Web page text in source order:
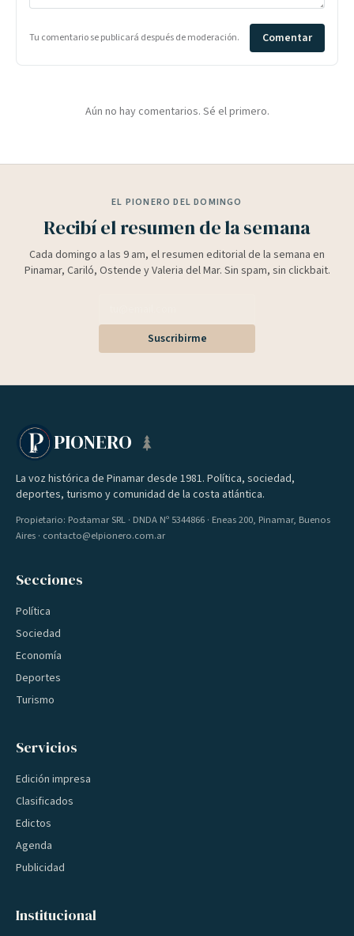
Tu comentario se publicará después de moderación. Comentar
Aún no hay comentarios. Sé el primero.
EL PIONERO DEL DOMINGO
Recibí el resumen de la semana
Cada domingo a las 9 am, el resumen editorial de la semana en
Pinamar, Cariló, Ostende y Valeria del Mar. Sin spam, sin clickbait.
Suscribirme
PIONERO
La voz histórica de Pinamar desde 1981. Política, sociedad,
deportes, turismo y comunidad de la costa atlántica.
Propietario: Postamar SRL · DNDA Nº 5344866 · Eneas 200, Pinamar, Buenos
Aires · contacto@elpionero.com.ar
Secciones
Política
Sociedad
Economía
Deportes
Turismo
Servicios
Edición impresa
Clasificados
Edictos
Agenda
Publicidad
Institucional